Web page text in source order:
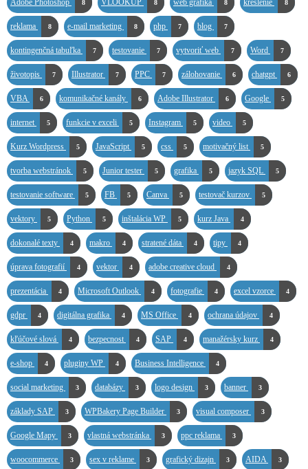
8 8 8 8
reklama 8 e-mail marketing 8 php 7 blog 7
kontingenčná tabuľka 7 testovanie 7 vytvoriť web 7 Word 7
životopis 7 Illustrator 7 PPC 7 zálohovanie 6 chatgpt 6
VBA 6 komunikačné kanály 6 Adobe Illustrator 6 Google 5
internet 5 funkcie v exceli 5 Instagram 5 video 5
Kurz Wordpress 5 JavaScript 5 css 5 motivačný list 5
tvorba webstránok 5 Junior tester 5 grafika 5 jazyk SQL 5
testovanie software 5 FB 5 Canva 5 testovač kurzov 5
vektory 5 Python 5 inštalácia WP 5 kurz Java 4
dokonalé texty 4 makro 4 stratené dáta 4 tipy 4
úprava fotografií 4 vektor 4 adobe creative cloud 4
prezentácia 4 Microsoft Outlook 4 fotografie 4 excel vzorce 4
gdpr 4 digitálna grafika 4 MS Office 4 ochrana údajov 4
kľúčové slová 4 bezpecnost 4 SAP 4 manažérsky kurz 4
e-shop 4 pluginy WP 4 Business Intelligence 4
social marketing 3 databázy 3 logo design 3 banner 3
základy SAP 3 WPBakery Page Builder 3 visual composer 3
Google Mapy 3 vlastná webstránka 3 ppc reklama 3
woocommerce 3 sex v reklame 3 grafický dizajn 3 AIDA 3